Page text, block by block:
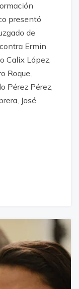
presentó
de
Ermin
Calix López,
Roque,
Pérez Pérez,
José